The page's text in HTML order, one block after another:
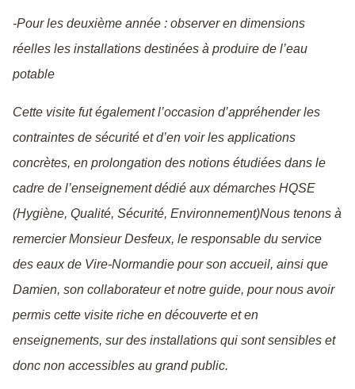
-Pour les deuxième année : observer en dimensions
réelles les installations destinées à produire de l’eau
potable
Cette visite fut également l’occasion d’appréhender les
contraintes de sécurité et d’en voir les applications
concrètes, en prolongation des notions étudiées dans le
cadre de l’enseignement dédié aux démarches HQSE
(Hygiène, Qualité, Sécurité, Environnement)Nous tenons à
remercier Monsieur Desfeux, le responsable du service
des eaux de Vire-Normandie pour son accueil, ainsi que
Damien, son collaborateur et notre guide, pour nous avoir
permis cette visite riche en découverte et en
enseignements, sur des installations qui sont sensibles et
donc non accessibles au grand public.